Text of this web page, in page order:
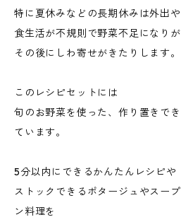
特に夏休みなどの長期休みは外出
食生活が不規則で野菜不足になり
その後にしわ寄せがきたりします。
このレシピセットには
旬のお野菜を使った、作り置きで
ています。
5分以内にできるかんたんレシピや
ストックできるポタージュやスー
ン料理を